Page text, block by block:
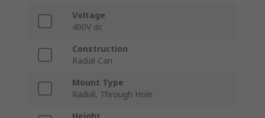
Voltage
400V dc
Construction
Radial Can
Mount Type
Radial, Through Hole